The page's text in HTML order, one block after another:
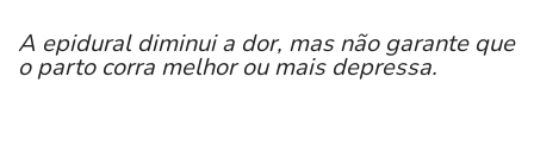
​A epidural diminui a dor, mas não garante que
o parto corra melhor ou mais depressa.